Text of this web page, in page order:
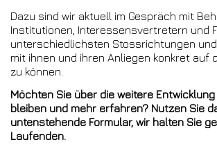
Dazu sind wir aktuell im Gespräch mit
Institutionen, Interessensvertretern und
unterschiedlichsten Stossrichtungen und
mit ihnen und ihren Anliegen konkret auf
zu können.
Möchten Sie über die weitere
bleiben und mehr erfahren? Nutzen Sie
untenstehende Formular, wir halten Sie
Laufenden.